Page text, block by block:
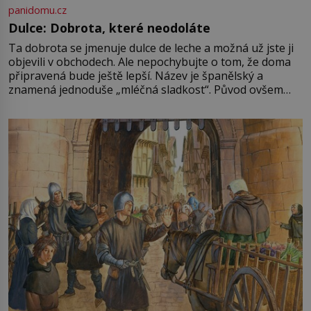
panidomu.cz
Dulce: Dobrota, které neodoláte
Ta dobrota se jmenuje dulce de leche a možná už jste ji
objevili v obchodech. Ale nepochybujte o tom, že doma
připravená bude ještě lepší. Název je španělský a
znamená jednoduše „mléčná sladkost“. Původ ovšem
pře hned několik latinskoamerických zemí a k tomu
Francie, kde se traduje,